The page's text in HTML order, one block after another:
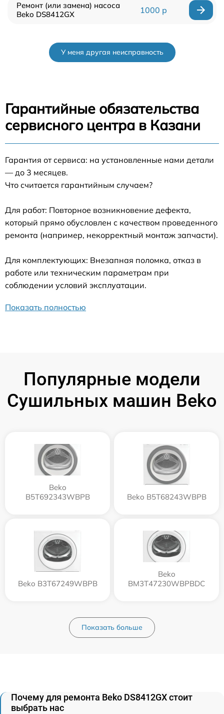
Ремонт (или замена) насоса
Beko DS8412GX
1000 р
У меня другая неисправность
Гарантийные обязательства
сервисного центра в Казани
Гарантия от сервиса: на установленные нами детали
— до 3 месяцев.
Что считается гарантийным случаем?
Для работ: Повторное возникновение дефекта,
который прямо обусловлен с качеством проведенного
ремонта (например, некорректный монтаж запчасти).
Для комплектующих: Внезапная поломка, отказ в
работе или техническим параметрам при
соблюдении условий эксплуатации.
Показать полностью
Популярные модели
Сушильных машин Beko
Beko
B5T692343WBPB
Beko B5T68243WBPB
Beko B3T67249WBPB
Beko
BM3T47230WBPBDC
Показать больше
Почему для ремонта Beko DS8412GX стоит
выбрать нас